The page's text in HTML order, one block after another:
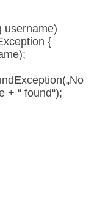
username)
{
+ “ found“);